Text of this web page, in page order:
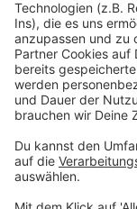
gegen das
Berufung
Strafmaß auf
Bewährung aus.
rechtskräftig
aufgehört, seine
Anzeige